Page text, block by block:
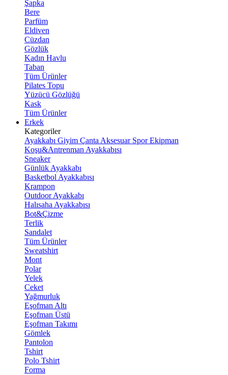
Şapka
Bere
Parfüm
Eldiven
Cüzdan
Gözlük
Kadın Havlu
Taban
Tüm Ürünler
Pilates Topu
Yüzücü Gözlüğü
Kask
Tüm Ürünler
Erkek
Kategoriler
Ayakkabı Giyim Çanta Aksesuar Spor Ekipman
Koşu&Antrenman Ayakkabısı
Sneaker
Günlük Ayakkabı
Basketbol Ayakkabısı
Krampon
Outdoor Ayakkabı
Halısaha Ayakkabısı
Bot&Çizme
Terlik
Sandalet
Tüm Ürünler
Sweatshirt
Mont
Polar
Yelek
Ceket
Yağmurluk
Eşofman Altı
Eşofman Üstü
Eşofman Takımı
Gömlek
Pantolon
Tshirt
Polo Tshirt
Forma